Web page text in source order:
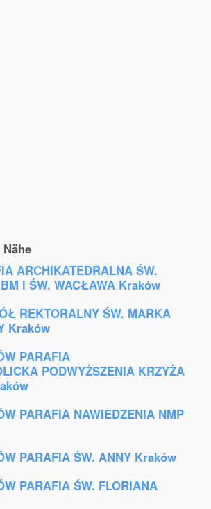
ARCHIKATEDRALNA ŚW.
I ŚW. WACŁAWA Kraków
REKTORALNY ŚW. MARKA
Kraków
PARAFIA
PODWYŻSZENIA KRZYŻA
PARAFIA NAWIEDZENIA NMP
PARAFIA ŚW. ANNY Kraków
PARAFIA ŚW. FLORIANA